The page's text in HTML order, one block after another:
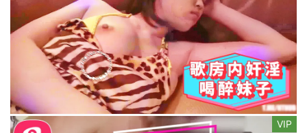
VIP